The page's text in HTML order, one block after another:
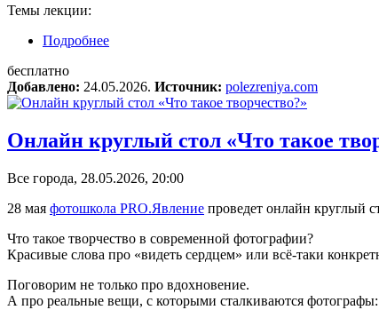
Темы лекции:
Подробнее
бесплатно
Добавлено: 24.05.2026. Источник: polezreniya.com
Онлайн круглый стол «Что такое
Все города, 28.05.2026, 20:00
28 мая фотошкола PRO.Явление проведет онлайн круглый
Что такое творчество в современной фотографии?
Красивые слова про «видеть сердцем» или всё-таки
Поговорим не только про вдохновение.
А про реальные вещи, с которыми сталкиваются фотографы: